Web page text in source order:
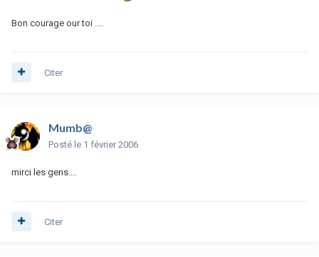
Bon courage our toi ....
Citer
Mumb@
Posté le 1 février 2006
mirci les gens....
Citer